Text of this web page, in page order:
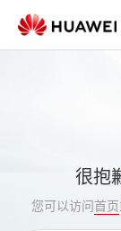
很抱
您可以访问首页